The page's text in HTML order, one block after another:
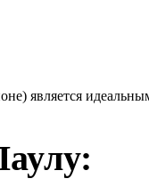
является